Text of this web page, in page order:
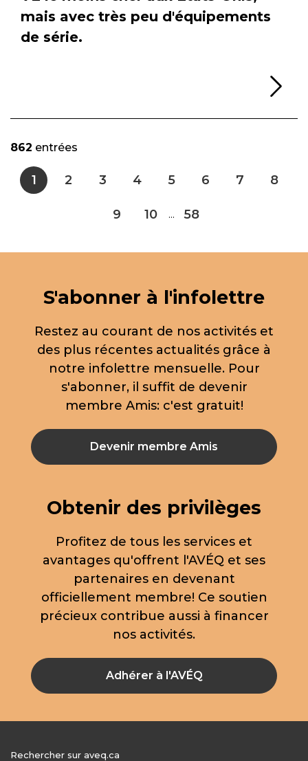
mais avec très peu d'équipements
de série.
862 entrées
1 2 3 4 5 6 7 8
9 10 ... 58
S'abonner à l'infolettre
Restez au courant de nos activités et
des plus récentes actualités grâce à
notre infolettre mensuelle. Pour
s'abonner, il suffit de devenir
membre Amis: c'est gratuit!
Devenir membre Amis
Obtenir des privilèges
Profitez de tous les services et
avantages qu'offrent l'AVÉQ et ses
partenaires en devenant
officiellement membre! Ce soutien
précieux contribue aussi à financer
nos activités.
Adhérer à l'AVÉQ
Rechercher sur aveq.ca